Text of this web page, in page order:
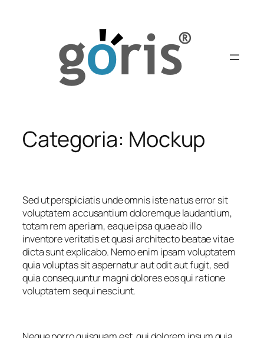
Categoria: Mockup
Sed ut perspiciatis unde omnis iste natus error sit
voluptatem accusantium doloremque laudantium,
totam rem aperiam, eaque ipsa quae ab illo
inventore veritatis et quasi architecto beatae vitae
dicta sunt explicabo. Nemo enim ipsam voluptatem
quia voluptas sit aspernatur aut odit aut fugit, sed
quia consequuntur magni dolores eos qui ratione
voluptatem sequi nesciunt.